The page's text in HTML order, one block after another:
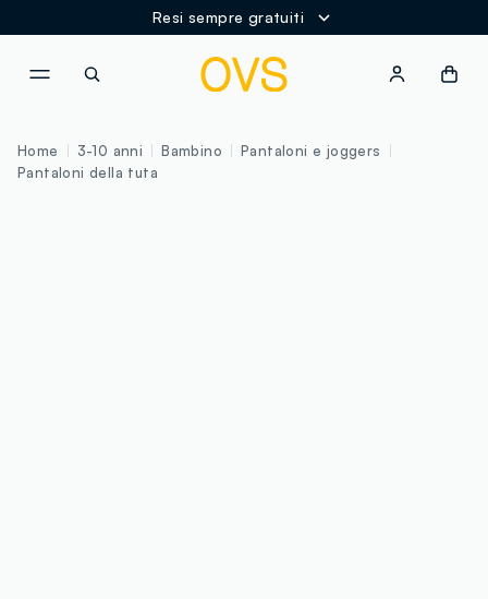
Resi sempre gratuiti
Home 3-10 anni Bambino
Pantaloni e joggers
Pantaloni della tuta